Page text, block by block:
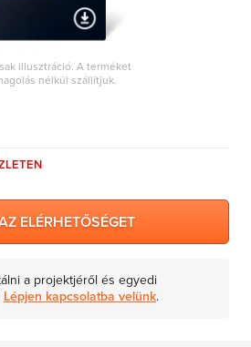
illusztráció. A terméket
nélkül szállítjuk.
ELÉRHETŐSÉGET
a projektjéről és egyedi
Lépjen kapcsolatba velünk.